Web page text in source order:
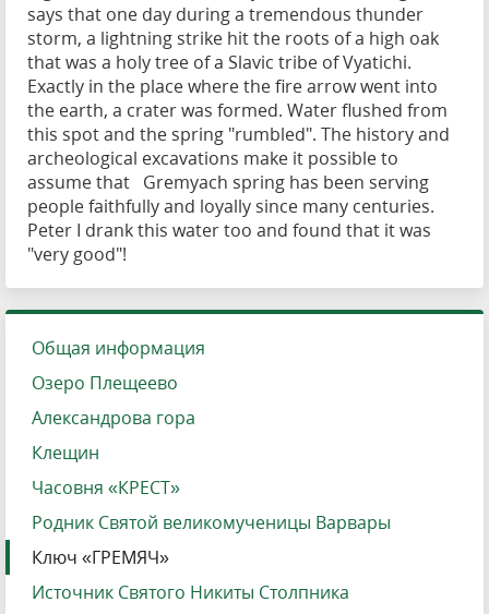
says that one day during a tremendous thunder
storm, a lightning strike hit the roots of a high oak
that was a holy tree of a Slavic tribe of Vyatichi.
Exactly in the place where the fire arrow went into
the earth, a crater was formed. Water flushed from
this spot and the spring "rumbled". The history and
archeological excavations make it possible to
assume that Gremyach spring has been serving
people faithfully and loyally since many centuries.
Peter I drank this water too and found that it was
"very good"!
Общая информация
Озеро Плещеево
Александрова гора
Клещин
Часовня «КРЕСТ»
Родник Святой великомученицы Варвары
Ключ «ГРЕМЯЧ»
Источник Святого Никиты Столпника